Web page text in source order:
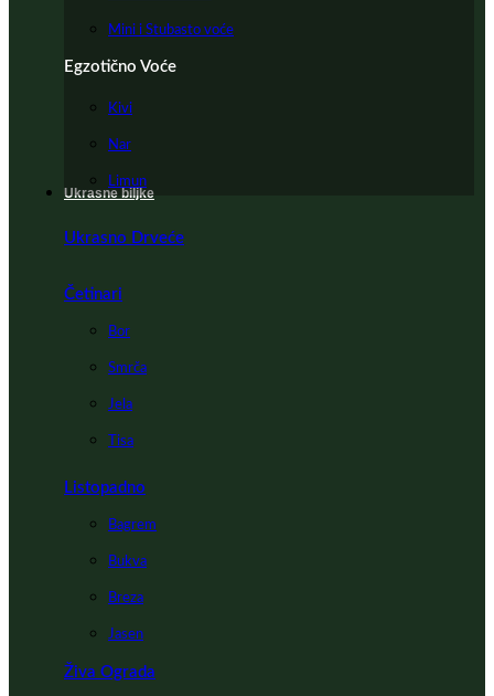
Mini i Stubasto voće
Egzotično Voće
Kivi
Nar
Limun
Ukrasne biljke
Ukrasno Drveće
Četinari
Bor
Smrča
Jela
Tisa
Listopadno
Bagrem
Bukva
Breza
Jasen
Živa Ograda